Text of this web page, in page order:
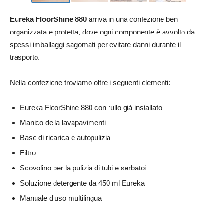
Eureka FloorShine 880 arriva in una confezione ben
organizzata e protetta, dove ogni componente è avvolto da
spessi imballaggi sagomati per evitare danni durante il
trasporto.
Nella confezione troviamo oltre i seguenti elementi:
Eureka FloorShine 880 con rullo già installato
Manico della lavapavimenti
Base di ricarica e autopulizia
Filtro
Scovolino per la pulizia di tubi e serbatoi
Soluzione detergente da 450 ml Eureka
Manuale d’uso multilingua